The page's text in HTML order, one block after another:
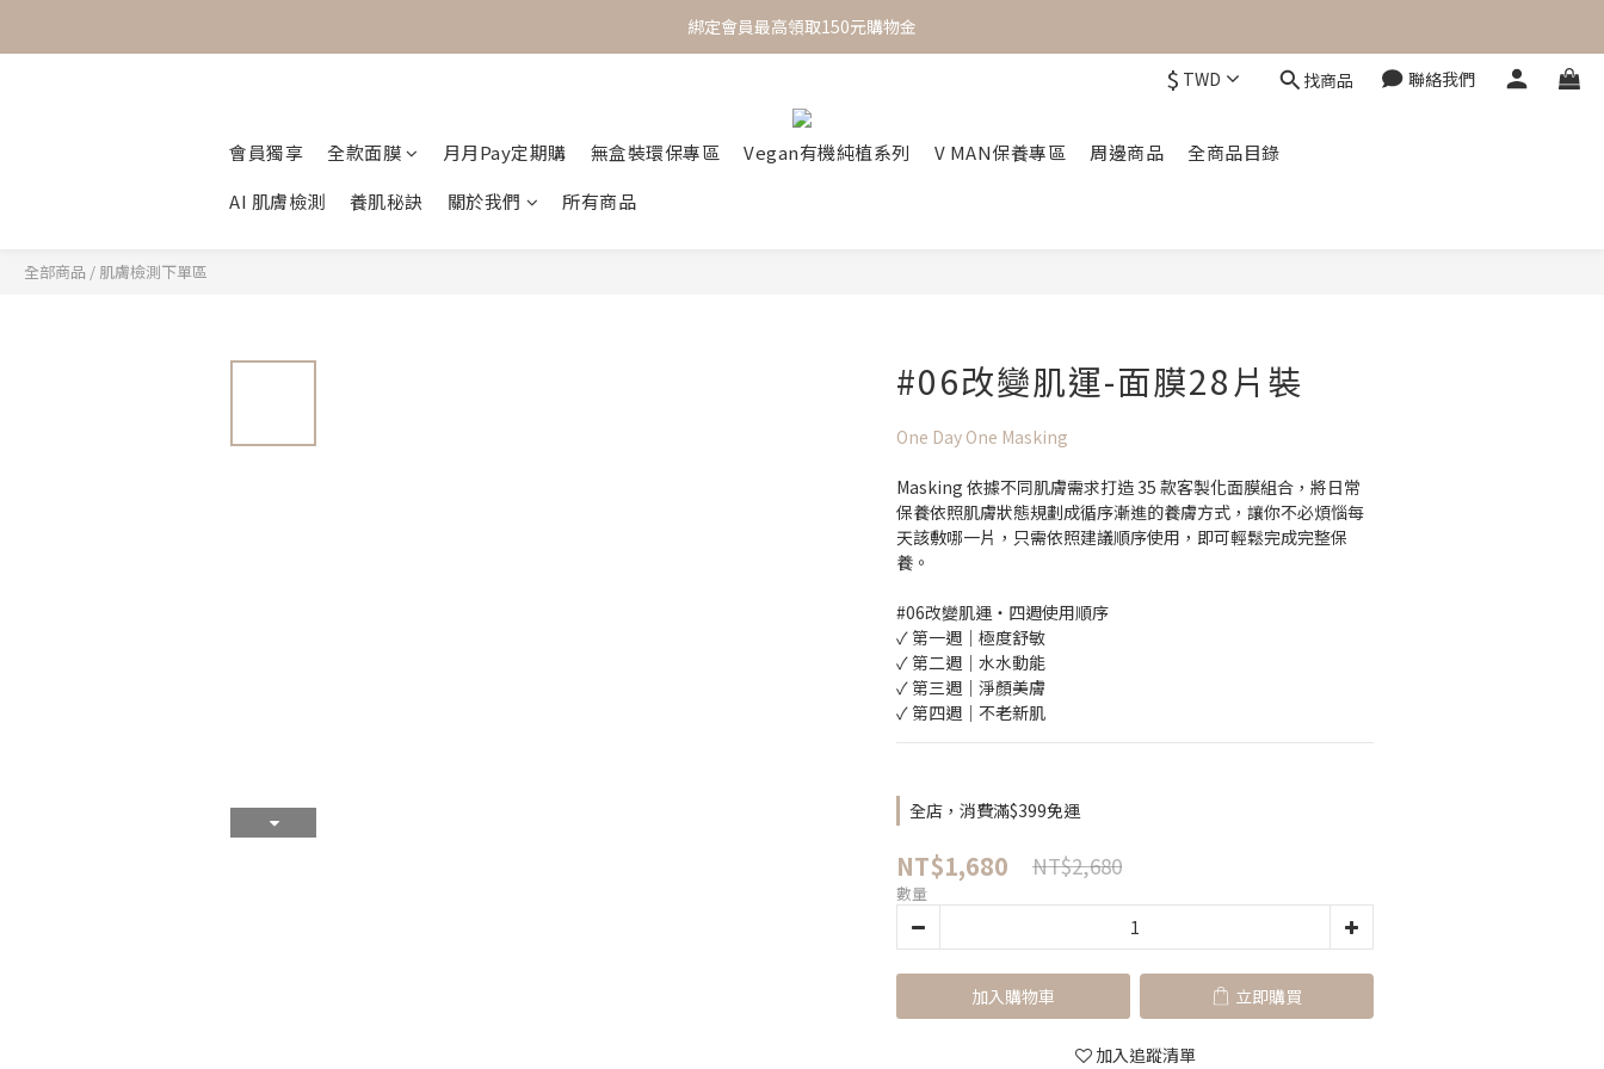
One Day One Masking  極簡保養｜極致呵護
綁定會員最高領取150元購物金
$ TWD 找商品 聯絡我們
會員獨享 全款面膜 月月Pay定期購 無盒裝環保專區 Vegan有機純植系列 V MAN保養專區 周邊商品
全商品目錄
AI 肌膚檢測
養肌秘訣 關於我們 所有商品
全部商品 / 肌膚檢測下單區
#06改變肌運-面膜28片裝
One Day One Masking
Masking 依據不同肌膚需求打造 35 款客製化面膜組合，將日常
保養依照肌膚狀態規劃成循序漸進的養膚方式，讓你不必煩惱每
天該敷哪一片，只需依照建議順序使用，即可輕鬆完成完整保
養。
#06改變肌運・四週使用順序
✓ 第一週｜極度舒敏
✓ 第二週｜水水動能
✓ 第三週｜淨顏美膚
✓ 第四週｜不老新肌
全店，消費滿$399免運
NT$1,680 NT$2,680
數量
加入購物車 立即購買
加入追蹤清單